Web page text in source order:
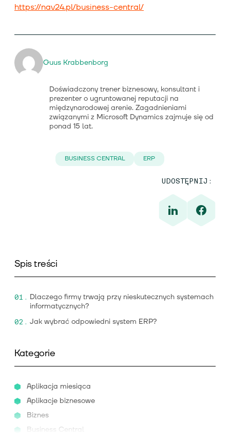
https://nav24.pl/business-central/
Guus Krabbenborg
Doświadczony trener biznesowy, konsultant i
prezenter o ugruntowanej reputacji na
międzynarodowej arenie. Zagadnieniami
związanymi z Microsoft Dynamics zajmuje się od
ponad 15 lat.
BUSINESS CENTRAL ERP
UDOSTĘPNIJ:
Spis treści
Dlaczego firmy trwają przy nieskutecznych systemach
informatycznych?
Jak wybrać odpowiedni system ERP?
Kategorie
Aplikacja miesiąca
Aplikacje biznesowe
Biznes
Business Central